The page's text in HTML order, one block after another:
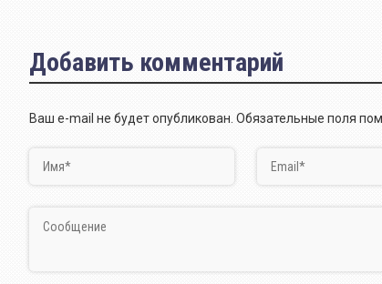
Добавить комментарий
Ваш e-mail не будет опубликован. Обязательные поля